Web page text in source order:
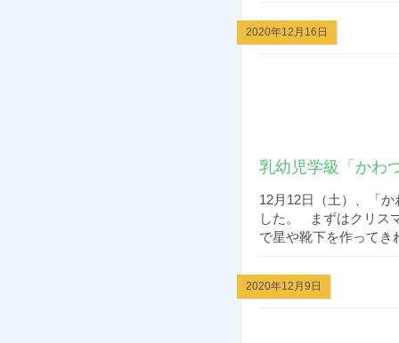
2020年12月16日
乳幼児学級「かわ
12月12日（土）、「
した。 まずはクリス
で星や靴下を作ってき
2020年12月9日